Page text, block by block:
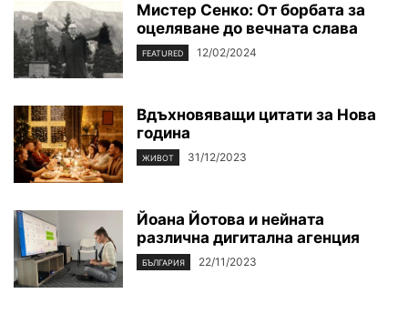
Мистер Сенко: От борбата за
оцеляване до вечната слава
FEATURED 12/02/2024
Вдъхновяващи цитати за Нова
година
ЖИВОТ 31/12/2023
Йоана Йотова и нейната
различна дигитална агенция
БЪЛГАРИЯ 22/11/2023